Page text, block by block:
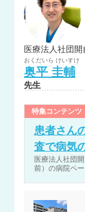
医療法人社団
おくだいら けいすけ
奥平 圭輔
先生
特集コンテンツ
患者さん
査で病気
医療法人社団
前）の病院ペー